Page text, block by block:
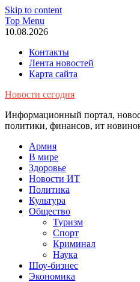
Skip to content
Top Menu
10.08.2026
Контакты
Лента новостей
Карта сайта
Новости сегодня
Информационный портал,
политики, финансов, ит
Армия
В мире
Здоровье
Новости ИТ
Политика
Культура
Общество
Туризм
Спорт
Криминал
Наука
Шоу-бизнес
Экономика